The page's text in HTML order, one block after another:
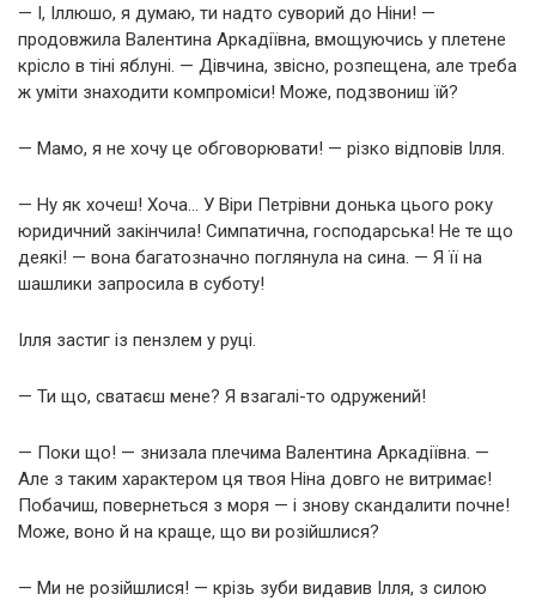
— І, Іллюшо, я думаю, ти надто суворий до Ніни! —
продовжила Валентина Аркадіївна, вмощуючись у плетене
крісло в тіні яблуні. — Дівчина, звісно, розпещена, але треба
ж уміти знаходити компроміси! Може, подзвониш їй?
— Мамо, я не хочу це обговорювати! — різко відповів Ілля.
— Ну як хочеш! Хоча… У Віри Петрівни донька цього року
юридичний закінчила! Симпатична, господарська! Не те що
деякі! — вона багатозначно поглянула на сина. — Я її на
шашлики запросила в суботу!
Ілля застиг із пензлем у руці.
— Ти що, сватаєш мене? Я взагалі-то одружений!
— Поки що! — знизала плечима Валентина Аркадіївна. —
Але з таким характером ця твоя Ніна довго не витримає!
Побачиш, повернеться з моря — і знову скандалити почне!
Може, воно й на краще, що ви розійшлися?
— Ми не розійшлися! — крізь зуби видавив Ілля, з силою